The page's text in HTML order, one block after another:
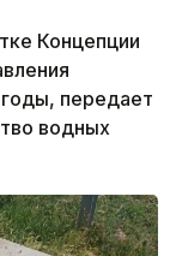
Концепции
передает
водных